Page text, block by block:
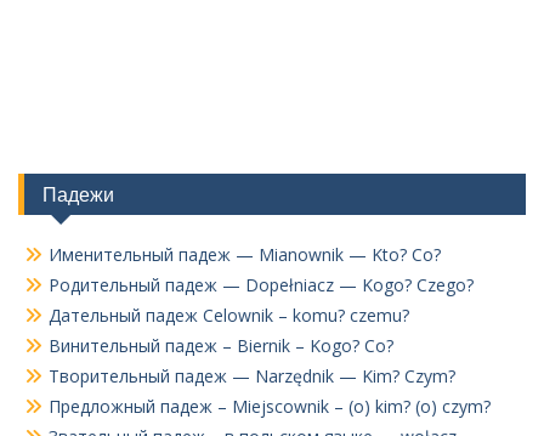
Падежи
Именительный падеж — Mianownik — Kto? Co?
Родительный падеж — Dopełniacz — Kogo? Czego?
Дательный падеж Celownik – komu? czemu?
Винительный падеж – Biernik – Kogo? Co?
Творительный падеж — Narzędnik — Kim? Czym?
Предложный падеж – Miejscownik – (o) kim? (o) czym?